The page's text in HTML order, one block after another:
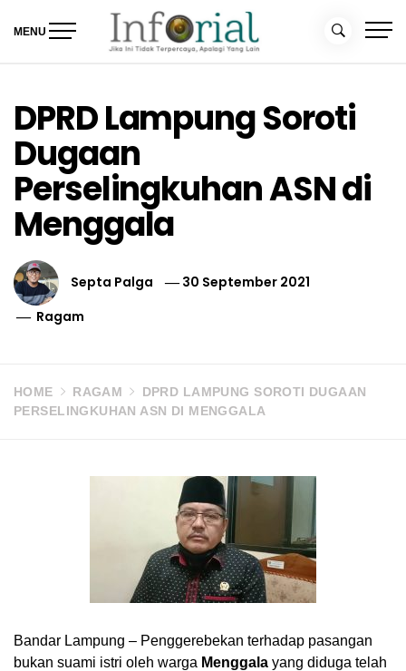
MENU
DPRD Lampung Soroti
Dugaan
Perselingkuhan ASN di
Menggala
Septa Palga
30 September 2021
Ragam
HOME RAGAM
DPRD LAMPUNG SOROTI DUGAAN
PERSELINGKUHAN ASN DI MENGGALA
Bandar Lampung – Penggerebekan terhadap pasangan
bukan suami istri oleh warga Menggala yang diduga telah